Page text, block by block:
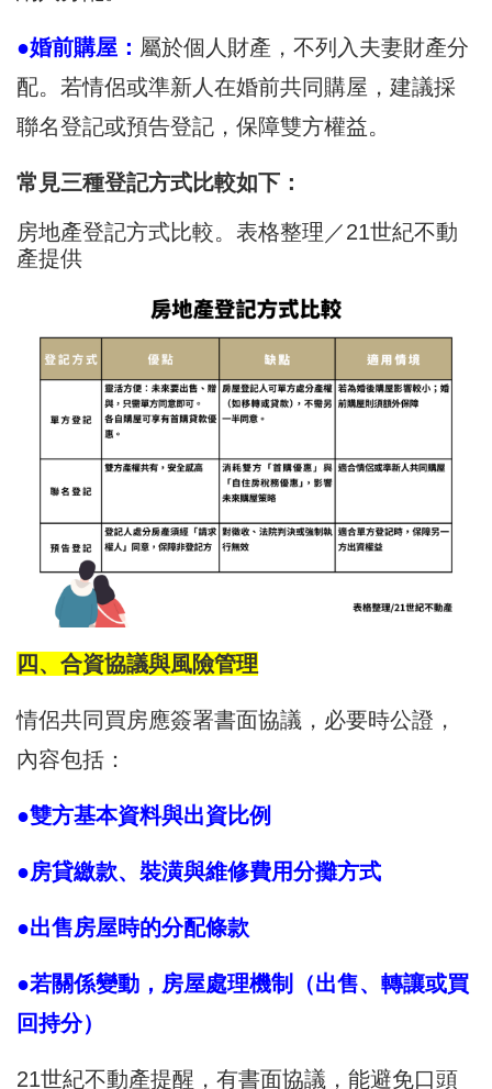
●婚前購屋： 屬於個人財產，不列入夫妻財產分
配。若情侶或準新人在婚前共同購屋，建議採
聯名登記或預告登記，保障雙方權益。
常見三種登記方式比較如下：
房地產登記方式比較。表格整理／21世紀不動
產提供
四、合資協議與風險管理
情侶共同買房應簽署書面協議，必要時公證，
內容包括：
●雙方基本資料與出資比例
●房貸繳款、裝潢與維修費用分攤方式
●出售房屋時的分配條款
●若關係變動，房屋處理機制（出售、轉讓或買
回持分）
21世紀不動產提醒，有書面協議，能避免口頭